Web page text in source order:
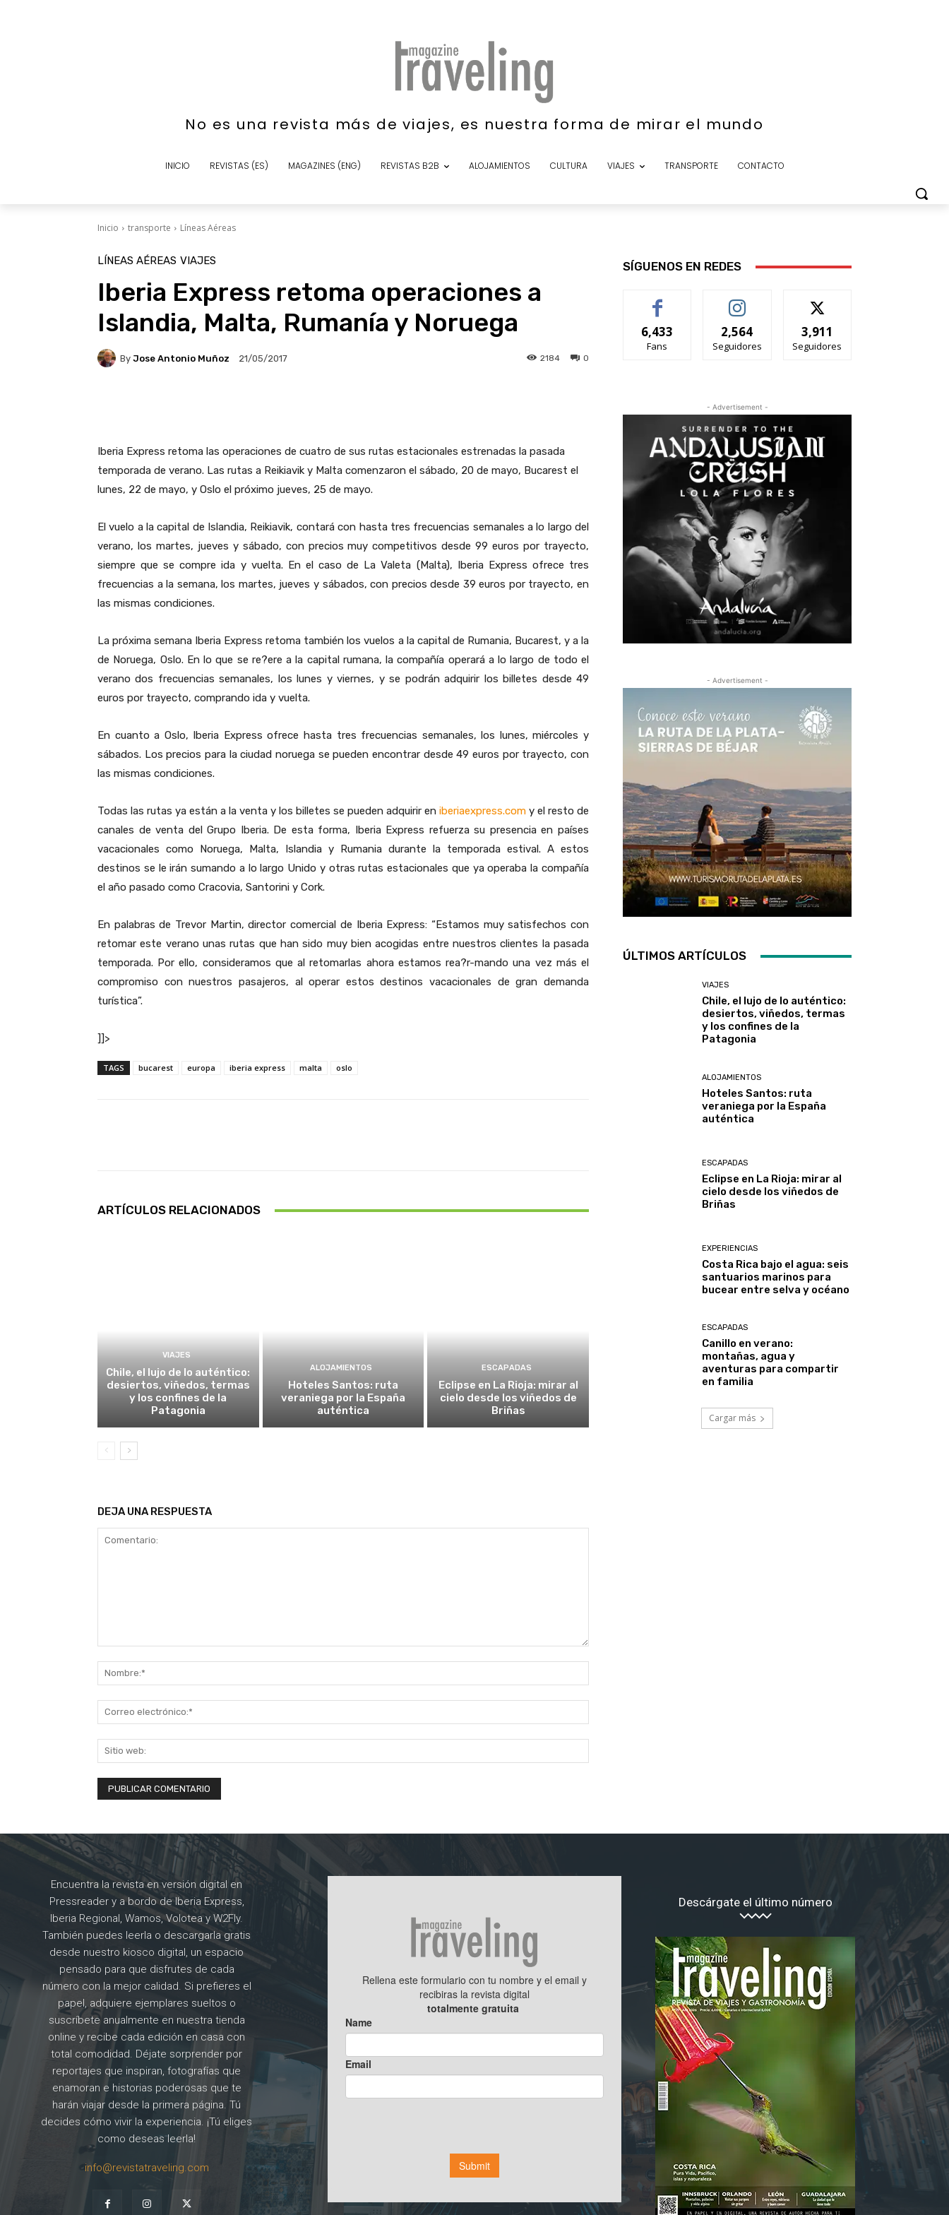
No es una revista más de viajes, es nuestra forma de mirar el mundo
INICIO REVISTAS (ES) MAGAZINES (ENG) REVISTAS B2B ALOJAMIENTOS CULTURA VIAJES TRANSPORTE CONTACTO
Inicio transporte Líneas Aéreas
LÍNEAS AÉREAS VIAJES
Iberia Express retoma operaciones a
Islandia, Malta, Rumanía y Noruega
By Jose Antonio Muñoz 21/05/2017 0
2184
Iberia Express retoma las operaciones de cuatro de sus rutas estacionales estrenadas la pasada
temporada de verano. Las rutas a Reikiavik y Malta comenzaron el sábado, 20 de mayo, Bucarest el
lunes, 22 de mayo, y Oslo el próximo jueves, 25 de mayo.
El vuelo a la capital de Islandia, Reikiavik, contará con hasta tres frecuencias semanales a lo largo del
verano, los martes, jueves y sábado, con precios muy competitivos desde 99 euros por trayecto,
siempre que se compre ida y vuelta. En el caso de La Valeta (Malta), Iberia Express ofrece tres
frecuencias a la semana, los martes, jueves y sábados, con precios desde 39 euros por trayecto, en
las mismas condiciones.
La próxima semana Iberia Express retoma también los vuelos a la capital de Rumania, Bucarest, y a la
de Noruega, Oslo. En lo que se re?ere a la capital rumana, la compañía operará a lo largo de todo el
verano dos frecuencias semanales, los lunes y viernes, y se podrán adquirir los billetes desde 49
euros por trayecto, comprando ida y vuelta.
En cuanto a Oslo, Iberia Express ofrece hasta tres frecuencias semanales, los lunes, miércoles y
sábados. Los precios para la ciudad noruega se pueden encontrar desde 49 euros por trayecto, con
las mismas condiciones.
Todas las rutas ya están a la venta y los billetes se pueden adquirir en iberiaexpress.com y el resto de
canales de venta del Grupo Iberia. De esta forma, Iberia Express refuerza su presencia en países
vacacionales como Noruega, Malta, Islandia y Rumania durante la temporada estival. A estos
destinos se le irán sumando a lo largo Unido y otras rutas estacionales que ya operaba la compañía
el año pasado como Cracovia, Santorini y Cork.
En palabras de Trevor Martin, director comercial de Iberia Express: “Estamos muy satisfechos con
retomar este verano unas rutas que han sido muy bien acogidas entre nuestros clientes la pasada
temporada. Por ello, consideramos que al retomarlas ahora estamos rea?r-mando una vez más el
compromiso con nuestros pasajeros, al operar estos destinos vacacionales de gran demanda
turística”.
]]>
TAGS bucarest europa iberia express malta oslo
ARTÍCULOS RELACIONADOS
VIAJES
Chile, el lujo de lo auténtico:
desiertos, viñedos, termas
y los confines de la
Patagonia
ALOJAMIENTOS
Hoteles Santos: ruta
veraniega por la España
auténtica
ESCAPADAS
Eclipse en La Rioja: mirar al
cielo desde los viñedos de
Briñas
DEJA UNA RESPUESTA
electrónico:*
web:
SÍGUENOS EN REDES
6,433
Fans
2,564
Seguidores
3,911
Seguidores
- Advertisement -
- Advertisement -
ÚLTIMOS ARTÍCULOS
VIAJES
Chile, el lujo de lo auténtico:
desiertos, viñedos, termas
y los confines de la
Patagonia
ALOJAMIENTOS
Hoteles Santos: ruta
veraniega por la España
auténtica
ESCAPADAS
Eclipse en La Rioja: mirar al
cielo desde los viñedos de
Briñas
EXPERIENCIAS
Costa Rica bajo el agua: seis
santuarios marinos para
bucear entre selva y océano
ESCAPADAS
Canillo en verano:
montañas, agua y
aventuras para compartir
en familia
Cargar más
Encuentra la revista en versión digital en
Pressreader y a bordo de Iberia Express,
Iberia Regional, Wamos, Volotea y W2Fly.
También puedes leerla o descargarla gratis
desde nuestro kiosco digital, un espacio
pensado para que disfrutes de cada
número con la mejor calidad. Si prefieres el
papel, adquiere ejemplares sueltos o
suscríbete anualmente en nuestra tienda
online y recibe cada edición en casa con
total comodidad. Déjate sorprender por
reportajes que inspiran, fotografías que
enamoran e historias poderosas que te
harán viajar desde la primera página. Tú
decides cómo vivir la experiencia. ¡Tú eliges
como deseas leerla!
info@revistatraveling.com
Descárgate el último número